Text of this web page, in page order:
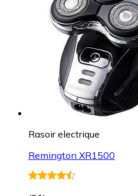
Rasoir electrique
Remington XR1500